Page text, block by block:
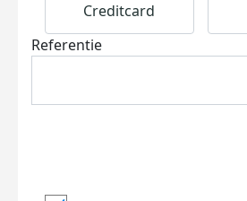
Creditcard
Referentie